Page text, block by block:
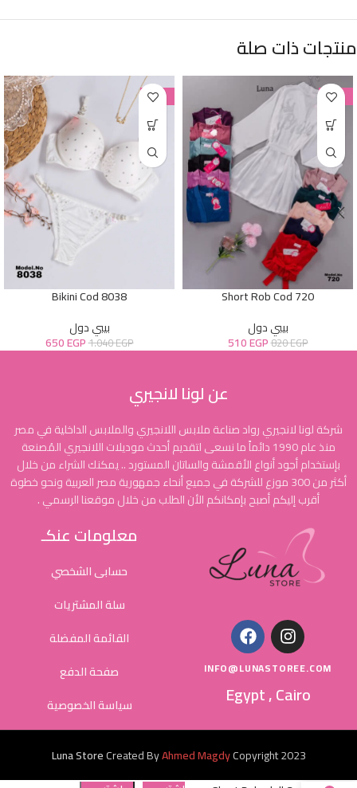
منتجات ذات صلة
-38%
Short Rob Cod 720
بيبي دول
820EGP
510EGP
-38%
Bikini Cod 8038
بيبي دول
1.040EGP
650EGP
عن لونا لانجيري
شركة لونا لانجيري رواد صناعة ملابس اللانجيري والملابس الداخلية في مصر
منذ عام 1990 دائماً ما نسعى لتقديم أحدث موديلات اللانجيري المُصنعة
بإستخدام أجود أنواع الأقمشة والساتان المستورد .. يمكنك الشراء من خلال
أكثر من 300 موزع للشركة في جميع أنحاء جمهورية مصر العربية ونحو خطوة
أقرب إليكم أصبح بإمكانكم الأن الطلب من خلال موقعنا الرسمي .
INFO@LUNASTOREE.COM
Egypt , Cairo
معلومات عنكـ
حسابى الشخصي
سلة المشتريات
القائمة المفضلة
صفحة الدفع
سياسة الخصوصية
Luna StoreCreated ByAhmed MagdyCopyright2023